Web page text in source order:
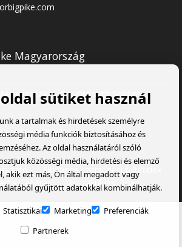
Magyarország
- Created with Soldigo
Általános szerződési feltételek
eljárás
Visszaküldési űrlap
sütiket használ
a tartalmak és hirdetések személyre
média funkciók biztosításához és
Az oldal használatáról szóló
közösségi média, hirdetési és elemző
akik ezt más, Ön által megadott vagy
gyűjtött adatokkal kombinálhatják.
Statisztikai Marketing
Preferenciák
Partnerek